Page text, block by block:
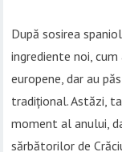
După sosirea
ingrediente noi,
europene, dar au
tradițional. Astăzi,
moment al anului,
sărbătorilor de